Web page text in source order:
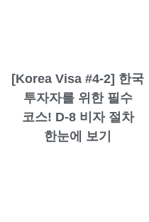
[Korea Visa #4-2] 한국
투자자를 위한 필수
코스! D-8 비자 절차
한눈에 보기